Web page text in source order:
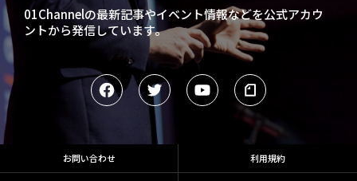
01Channelの最新記事やイベント情報などを公式アカウ
ントから発信しています。
お問い合わせ 利用規約